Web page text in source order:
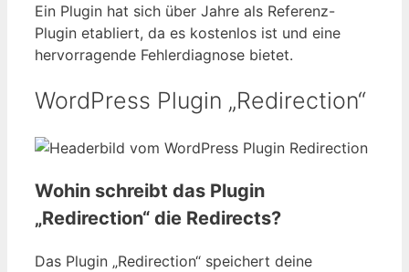
Ein Plugin hat sich über Jahre als Referenz-
Plugin etabliert, da es kostenlos ist und eine
hervorragende Fehlerdiagnose bietet.
WordPress Plugin „Redirection“
Wohin schreibt das Plugin
„Redirection“ die Redirects?
Das Plugin „Redirection“ speichert deine